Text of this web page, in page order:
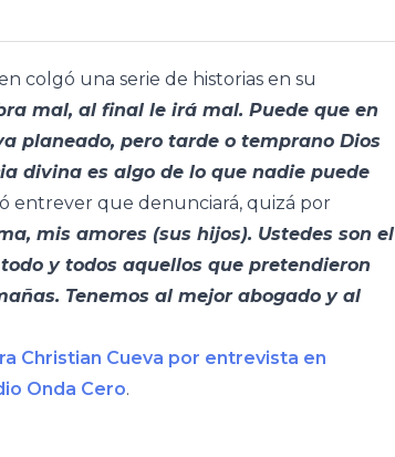
colgó una serie de historias en su
mal, al final le irá mal. Puede que en
planeado, pero tarde o temprano Dios
divina es algo de lo que nadie puede
entrever que denunciará, quizá por
mis amores (sus hijos). Ustedes son el
y todos aquellos que pretendieron
Tenemos al mejor abogado y al
Christian Cueva por entrevista en
Onda Cero.